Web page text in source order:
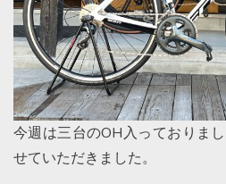
今週は三台のOH入っておりま
せていただきました。